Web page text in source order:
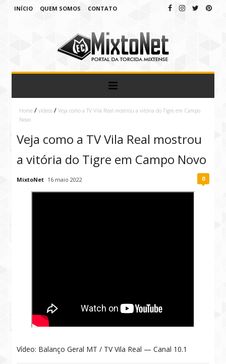
INÍCIO QUEM SOMOS CONTATO
Home / vídeos / Veja como a TV Vila Real mostrou a vitória do Tigre em Campo
Novo
Veja como a TV Vila Real mostrou
a vitória do Tigre em Campo Novo
MixtoNet 16 maio 2022 0
Vídeo: Balanço Geral MT / TV Vila Real — Canal 10.1